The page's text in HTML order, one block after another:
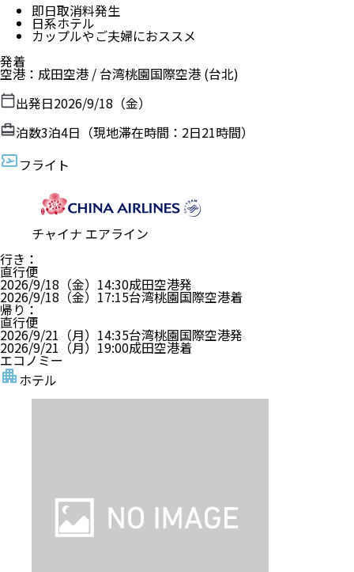
即日取消料発生
日系ホテル
カップルやご夫婦におススメ
発着
空港 ： 成田空港 /台湾桃園国際空港 (台北)
出発日2026/9/18（金）
泊数3泊4日（現地滞在時間： 2日21時間）
フライト
チャイナ エアライン
行き ：
直行便
2026/9/18（金） 14:30成田空港発
2026/9/18（金） 17:15台湾桃園国際空港着
帰り ：
直行便
2026/9/21（月） 14:35台湾桃園国際空港発
2026/9/21（月） 19:00成田空港着
エコノミー
ホテル